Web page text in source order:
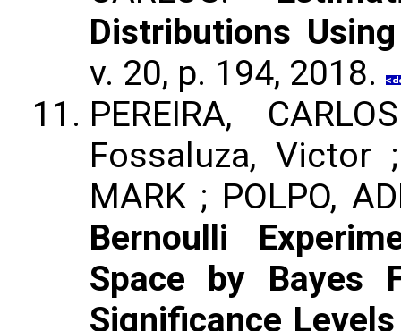
Distributions
v. 20, p. 194, 2018.
PEREIRA,
Fossaluza, Victor
MARK ; POLPO,
Bernoulli
Space by Bayes
Significance